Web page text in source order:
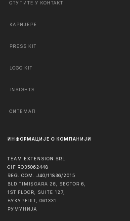
СТУПИТЕ У КОНТАКТ
КАРИЈЕРЕ
PRESS KIT
LOGO KIT
INSIGHTS
СИТЕМАП
ИНФОРМАЦИЈЕ О КОМПАНИЈИ
TEAM EXTENSION SRL
CIF RO35062448
REG. COM. J40/11836/2015
BLD TIMIȘOARA 26, SECTOR 6,
1ST FLOOR, SUITE 127,
БУКУРЕШТ
061331
РУМУНИЈА